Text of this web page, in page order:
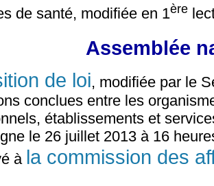
de santé, modifiée en 1ère
Assemblée
de loi, modifiée par le
conclues entre les
établissements et
le 26 juillet 2013 à 16
à la commission des